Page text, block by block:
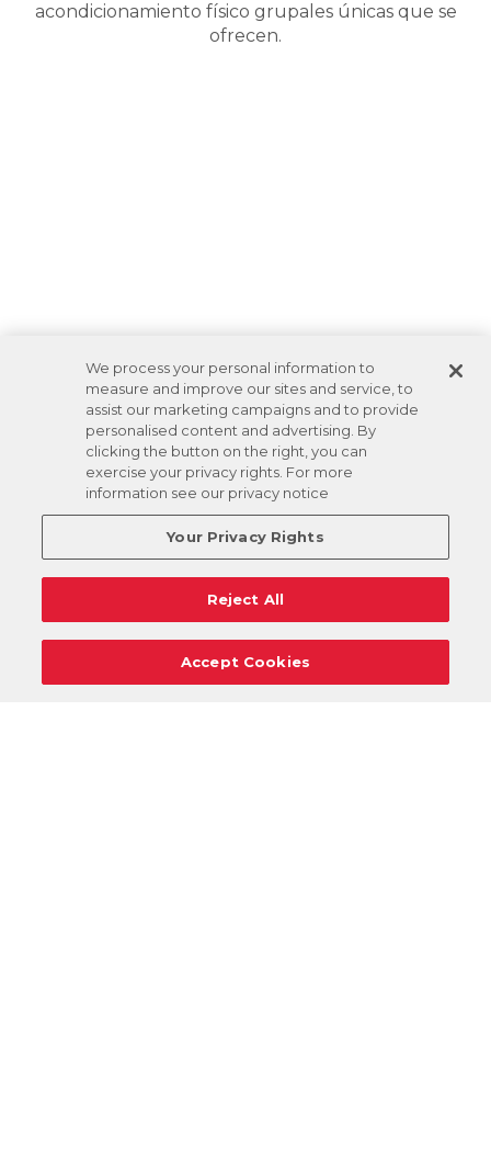
acondicionamiento físico grupales únicas que se
ofrecen.
We process your personal information to
measure and improve our sites and service, to
assist our marketing campaigns and to provide
personalised content and advertising. By
clicking the button on the right, you can
exercise your privacy rights. For more
information see our privacy notice
Your Privacy Rights
Reject All
Accept Cookies